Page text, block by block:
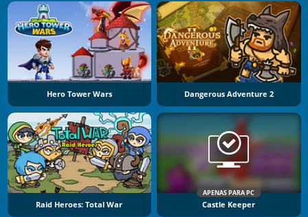
Hero Tower Wars Dangerous Adventure 2
Raid Heroes: Total War
APENAS PARA PC
Castle Keeper